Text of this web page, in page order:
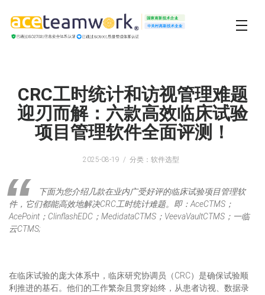
CRC工时统计和访视管理难题
迎刃而解：六款高效临床试验
项目管理软件全面评测！
2025-08-19 分类：软件选型
下面为您介绍几款在业内广受好评的临床试验项目管理软
件，它们都能高效地解决CRC工时统计难题。即：AceCTMS；
AcePoint；ClinflashEDC；MedidataCTMS；VeevaVaultCTMS；一临
云CTMS;
在临床试验的庞大体系中，临床研究协调员（CRC）是确保试验顺
利推进的基石。他们的工作繁杂且贯穿始终，从患者访视、数据录